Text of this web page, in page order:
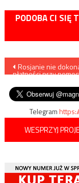
PODOBA CI SIĘ
Nawigacja
wpisu
Rosjanie nie
płatności przy
Telegram
WESPRZYJ